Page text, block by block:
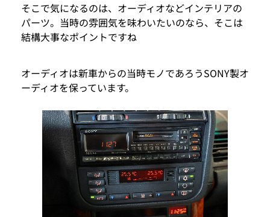
そこで気になるのは、オーディオなどインテリアの
パーツ。当時の雰囲気を味わいたいのなら、そこは
結構大事なポイントですね
オーディオは新車からの当時モノであろうSONY製オ
ーディオを保っています。